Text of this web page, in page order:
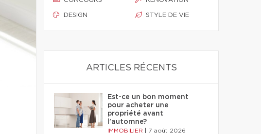
DESIGN STYLE DE VIE
ARTICLES RÉCENTS
Est-ce un bon moment
pour acheter une
propriété avant
l'automne?
IMMOBILIER 7 août 2026